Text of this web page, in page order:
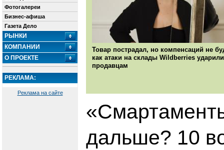
Фотогалереи
Бизнес-афиша
Газета Дело
РЫНКИ
КОМПАНИИ
О ПРОЕКТЕ
РЕКЛАМА:
Реклама на сайте
Товар пострадал, но компенсаций не
как атаки на склады Wildberries
продавцам
дальше? 10